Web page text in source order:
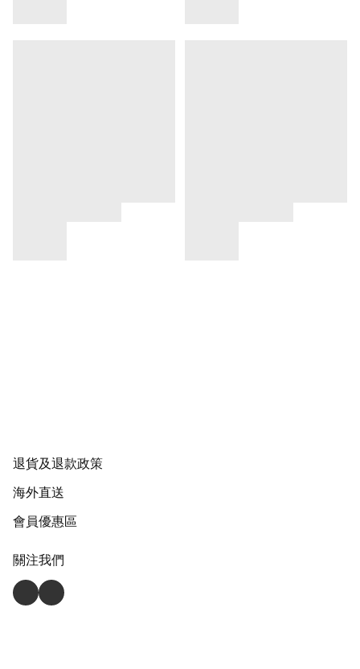
退貨及退款政策
海外直送
會員優惠區
關注我們